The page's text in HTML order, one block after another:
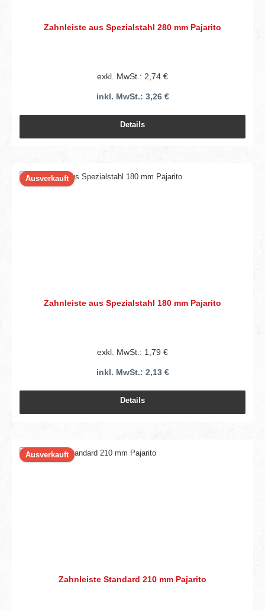
Zahnleiste aus Spezialstahl 280 mm Pajarito
exkl. MwSt.: 2,74 €
inkl. MwSt.: 3,26 €
Details
Ausverkauft
Zahnleiste aus Spezialstahl 180 mm Pajarito
exkl. MwSt.: 1,79 €
inkl. MwSt.: 2,13 €
Details
Ausverkauft
Zahnleiste Standard 210 mm Pajarito